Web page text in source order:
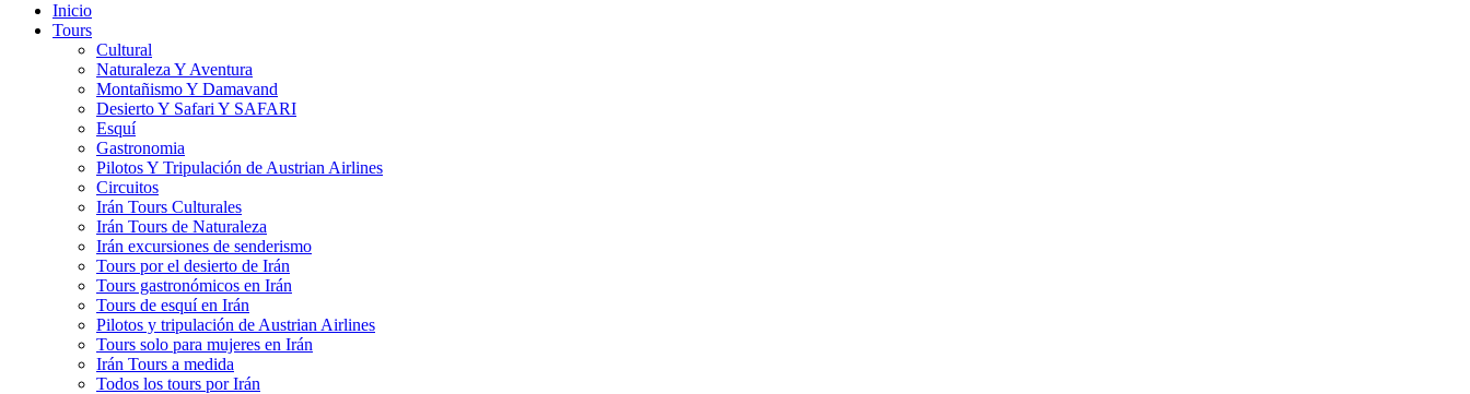
Inicio
Tours
Cultural
Naturaleza Y Aventura
Montañismo Y Damavand
Desierto Y Safari Y SAFARI
Esquí
Gastronomia
Pilotos Y Tripulación de Austrian Airlines
Circuitos
Irán Tours Culturales
Irán Tours de Naturaleza
Irán excursiones de senderismo
Tours por el desierto de Irán
Tours gastronómicos en Irán
Tours de esquí en Irán
Pilotos y tripulación de Austrian Airlines
Tours solo para mujeres en Irán
Irán Tours a medida
Todos los tours por Irán